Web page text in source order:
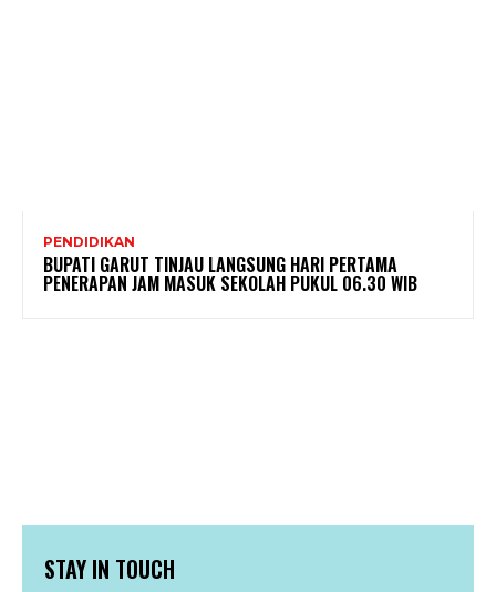
PENDIDIKAN
BUPATI GARUT TINJAU LANGSUNG HARI PERTAMA
PENERAPAN JAM MASUK SEKOLAH PUKUL 06.30 WIB
STAY IN TOUCH